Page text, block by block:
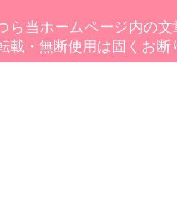
ら 当ホームページ内の
載・無断使用は固くお断